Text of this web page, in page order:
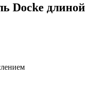
Docke длиной